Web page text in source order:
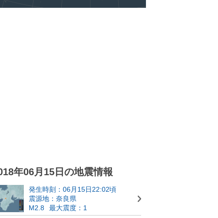
年06月15日の地震情報
発生時刻：06月15日22:02頃
震源地：奈良県
M2.8
最大震度：1